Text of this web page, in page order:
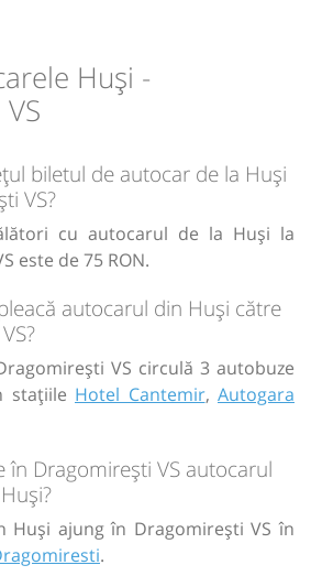
Huși -
biletul de autocar de la Huși
VS?
cu autocarul de la Huși la
este de 75 RON.
autocarul din Huși către
VS circulă 3 autobuze
stațiile Hotel Cantemir, Autogara
în Dragomirești VS autocarul
Huși ajung în Dragomirești VS în
.